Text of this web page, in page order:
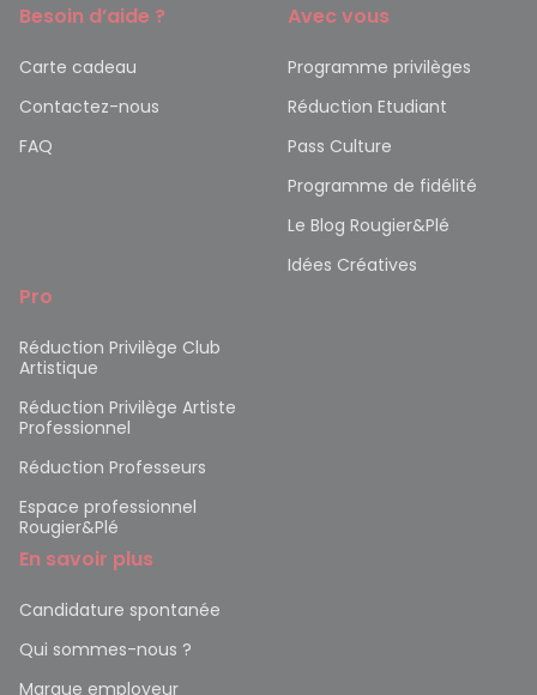
Besoin d’aide ?
Carte cadeau
Contactez-nous
FAQ
Avec vous
Programme privilèges
Réduction Etudiant
Pass Culture
Programme de fidélité
Le Blog Rougier&Plé
Idées Créatives
Pro
Réduction Privilège Club
Artistique
Réduction Privilège Artiste
Professionnel
Réduction Professeurs
Espace professionnel
Rougier&Plé
En savoir plus
Candidature spontanée
Qui sommes-nous ?
Marque employeur